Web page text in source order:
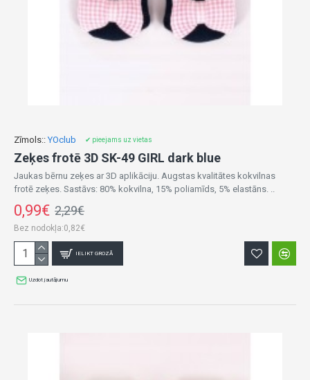
Zīmols:: YOclub ✔ pieejams uz vietas
Zeķes frotē 3D SK-49 GIRL dark blue
Jaukas bērnu zeķes ar 3D aplikāciju. Augstas kvalitātes kokvilnas
frotē zeķes. Sastāvs: 80% kokvilna, 15% poliamīds, 5% elastāns. ..
0,99€ 2,29€
Bez nodokļa:0,82€
IELIKT GROZĀ
Uzdot jautājumu